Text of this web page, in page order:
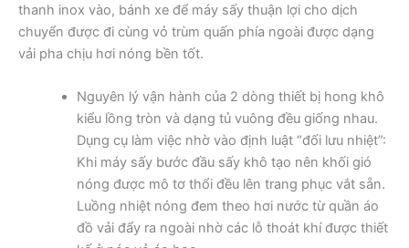
thanh inox vào, bánh xe để máy sấy thuận lợi cho dịch
chuyển được đi cùng vỏ trùm quấn phía ngoài được dạng
vải pha chịu hơi nóng bền tốt.
Nguyên lý vận hành của 2 dòng thiết bị hong khô
kiểu lồng tròn và dạng tủ vuông đều giống nhau.
Dụng cụ làm việc nhờ vào định luật “đối lưu nhiệt”:
Khi máy sấy bước đầu sấy khô tạo nên khối gió
nóng được mô tơ thổi đều lên trang phục vắt sẵn.
Luồng nhiệt nóng đem theo hơi nước từ quần áo
đồ vải đẩy ra ngoài nhờ các lỗ thoát khí được thiết